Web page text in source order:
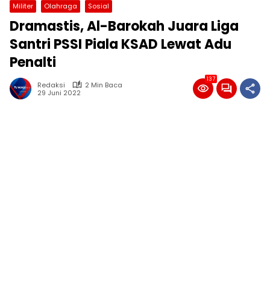
Militer Olahraga Sosial
Dramastis, Al-Barokah Juara Liga
Santri PSSI Piala KSAD Lewat Adu
Penalti
Redaksi
2 Min Baca
29 Juni 2022
137